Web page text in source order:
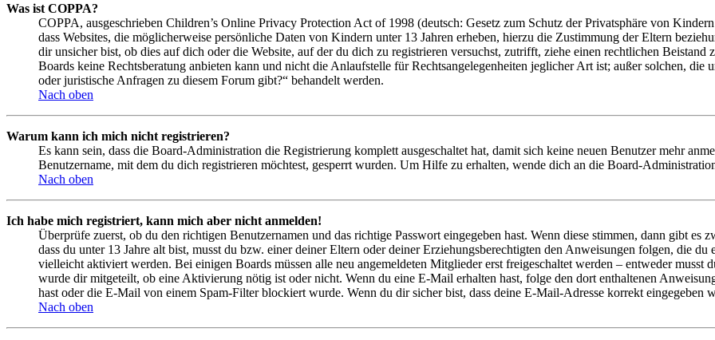
Was ist COPPA?
COPPA, ausgeschrieben Children’s Online Privacy Protection Act of 1998 (deutsch: Gesetz zum Schutz der Privatsphäre von
dass Websites, die möglicherweise persönliche Daten von Kindern unter 13 Jahren erheben, hierzu die Zustimmung der Eltern
dir unsicher bist, ob dies auf dich oder die Website, auf der du dich zu registrieren versuchst, zutrifft, ziehe einen rechtlichen
Boards keine Rechtsberatung anbieten kann und nicht die Anlaufstelle für Rechtsangelegenheiten jeglicher Art ist; außer solchen,
oder juristische Anfragen zu diesem Forum gibt?“ behandelt werden.
Nach oben
Warum kann ich mich nicht registrieren?
Es kann sein, dass die Board-Administration die Registrierung komplett ausgeschaltet hat, damit sich keine neuen Benutzer mehr
Benutzername, mit dem du dich registrieren möchtest, gesperrt wurden. Um Hilfe zu erhalten, wende dich an die Board-
Nach oben
Ich habe mich registriert, kann mich aber nicht anmelden!
Überprüfe zuerst, ob du den richtigen Benutzernamen und das richtige Passwort eingegeben hast. Wenn diese stimmen, dann gibt es
dass du unter 13 Jahre alt bist, musst du bzw. einer deiner Eltern oder deiner Erziehungsberechtigten den Anweisungen folgen, die
vielleicht aktiviert werden. Bei einigen Boards müssen alle neu angemeldeten Mitglieder erst freigeschaltet werden – entweder musst
wurde dir mitgeteilt, ob eine Aktivierung nötig ist oder nicht. Wenn du eine E-Mail erhalten hast, folge den dort enthaltenen
hast oder die E-Mail von einem Spam-Filter blockiert wurde. Wenn du dir sicher bist, dass deine E-Mail-Adresse korrekt eingegeben
Nach oben